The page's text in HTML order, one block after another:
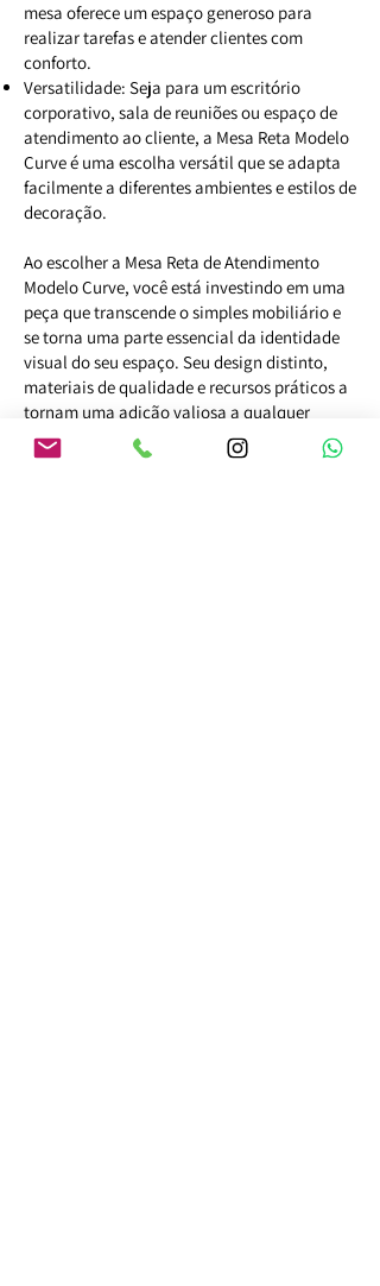
mesa oferece um espaço generoso para
realizar tarefas e atender clientes com
conforto.
Versatilidade: Seja para um escritório
corporativo, sala de reuniões ou espaço de
atendimento ao cliente, a Mesa Reta Modelo
Curve é uma escolha versátil que se adapta
facilmente a diferentes ambientes e estilos de
decoração.
Ao escolher a Mesa Reta de Atendimento
Modelo Curve, você está investindo em uma
peça que transcende o simples mobiliário e
se torna uma parte essencial da identidade
visual do seu espaço. Seu design distinto,
materiais de qualidade e recursos práticos a
tornam uma adição valiosa a qualquer
ambiente profissional. Seja para
impressionar clientes ou para criar um